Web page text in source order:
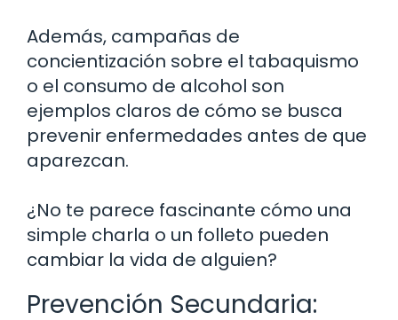
Además, campañas de
concientización sobre el tabaquismo
o el consumo de alcohol son
ejemplos claros de cómo se busca
prevenir enfermedades antes de que
aparezcan.
¿No te parece fascinante cómo una
simple charla o un folleto pueden
cambiar la vida de alguien?
Prevención Secundaria: